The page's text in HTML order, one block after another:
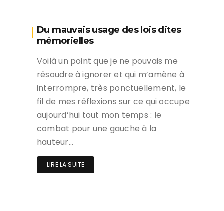
Du mauvais usage des lois dites
mémorielles
Voilà un point que je ne pouvais me
résoudre à ignorer et qui m’amène à
interrompre, très ponctuellement, le
fil de mes réflexions sur ce qui occupe
aujourd’hui tout mon temps : le
combat pour une gauche à la
hauteur…
LIRE LA SUITE